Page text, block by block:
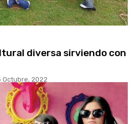
diversa sirviendo con
Octubre, 2022